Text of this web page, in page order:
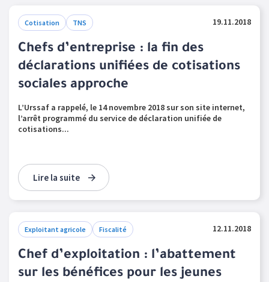
Cotisation TNS 19.11.2018
Chefs d’entreprise : la fin des
déclarations unifiées de cotisations
sociales approche
L’Urssaf a rappelé, le 14 novembre 2018 sur son site internet,
l’arrêt programmé du service de déclaration unifiée de
cotisations...
Lire la suite
Exploitant agricole Fiscalité 12.11.2018
Chef d’exploitation : l’abattement
sur les bénéfices pour les jeunes